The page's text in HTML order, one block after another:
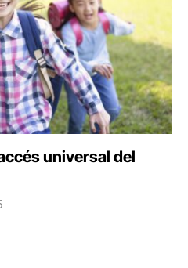
universal del